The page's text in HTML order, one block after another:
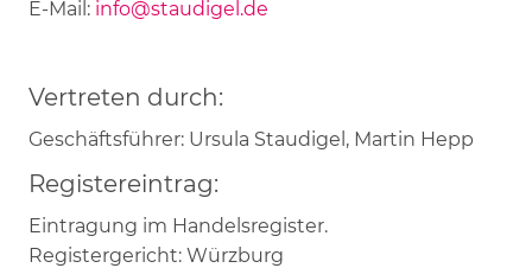
E-Mail: info@staudigel.de
Vertreten durch:
Geschäftsführer: Ursula Staudigel, Martin Hepp
Registereintrag:
Eintragung im Handelsregister.
Registergericht: Würzburg
Komplettlösungen
Event 04/2022